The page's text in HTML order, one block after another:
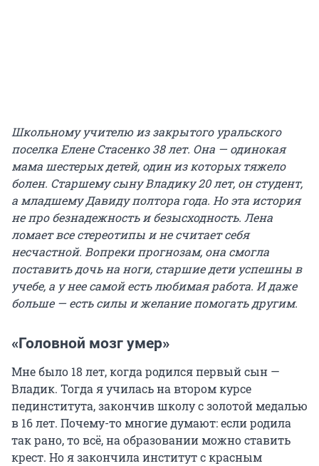
Школьному учителю из закрытого уральского
поселка Елене Стасенко 38 лет. Она — одинокая
мама шестерых детей, один из которых тяжело
болен. Старшему сыну Владику 20 лет, он студент,
а младшему Давиду полтора года. Но эта история
не про безнадежность и безысходность. Лена
ломает все стереотипы и не считает себя
несчастной. Вопреки прогнозам, она смогла
поставить дочь на ноги, старшие дети успешны в
учебе, а у нее самой есть любимая работа. И даже
больше — есть силы и желание помогать другим.
«Головной мозг умер»
Мне было 18 лет, когда родился первый сын —
Владик. Тогда я училась на втором курсе
пединститута, закончив школу с золотой медалью
в 16 лет. Почему-то многие думают: если родила
так рано, то всё, на образовании можно ставить
крест. Но я закончила институт с красным